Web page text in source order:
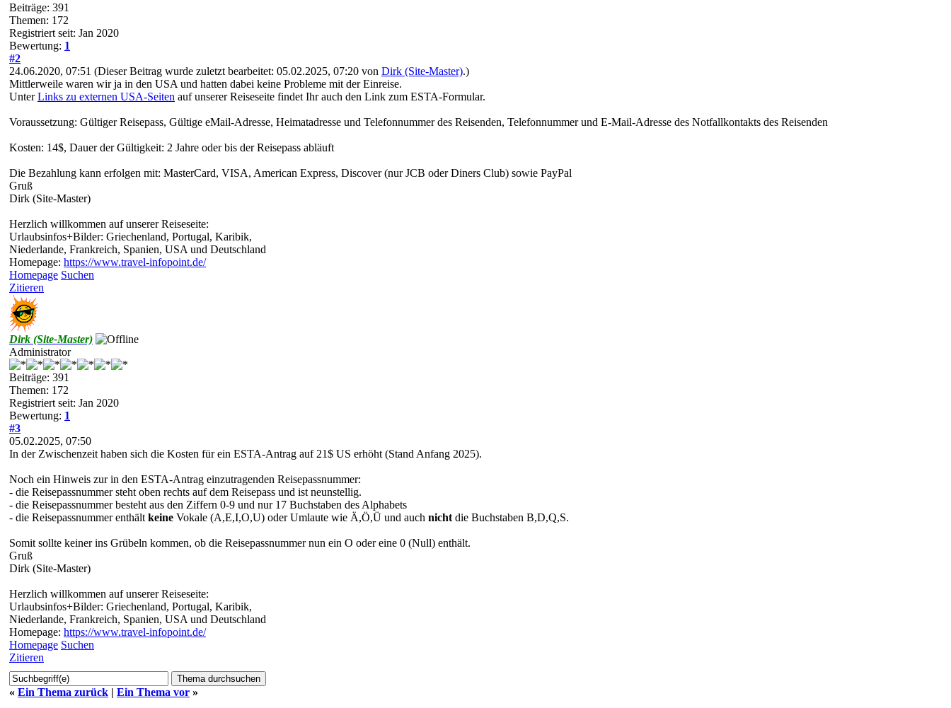
Beiträge: 391
Themen: 172
Registriert seit: Jan 2020
Bewertung: 1
#2
24.06.2020, 07:51 (Dieser Beitrag wurde zuletzt bearbeitet: 05.02.2025, 07:20 von Dirk (Site-Master).)
Mittlerweile waren wir ja in den USA und hatten dabei keine Probleme mit der Einreise.
UnterLinks zu externen USA-Seiten auf unserer Reiseseite findet Ihr auch den Link zum ESTA-Formular.
Voraussetzung: Gültiger Reisepass, Gültige eMail-Adresse, Heimatadresse und Telefonnummer des Reisenden, Telefonnummer und E-Mail-Adresse des Notfallkontakts des Reisenden
Kosten: 14$, Dauer der Gültigkeit: 2 Jahre oder bis der Reisepass abläuft
Die Bezahlung kann erfolgen mit: MasterCard, VISA, American Express, Discover (nur JCB oder Diners Club) sowie PayPal
Gruß
Dirk (Site-Master)
Herzlich willkommen auf unserer Reiseseite:
Urlaubsinfos+Bilder: Griechenland, Portugal, Karibik,
Niederlande, Frankreich, Spanien, USA und Deutschland
Homepage: https://www.travel-infopoint.de/
Homepage Suchen
Zitieren
Dirk (Site-Master)
Administrator
Beiträge: 391
Themen: 172
Registriert seit: Jan 2020
Bewertung: 1
#3
05.02.2025, 07:50
In der Zwischenzeit haben sich die Kosten für ein ESTA-Antrag auf 21$ US erhöht (Stand Anfang 2025).
Noch ein Hinweis zur in den ESTA-Antrag einzutragenden Reisepassnummer:
- die Reisepassnummer steht oben rechts auf dem Reisepass und ist neunstellig.
- die Reisepassnummer besteht aus den Ziffern 0-9 und nur 17 Buchstaben des Alphabets
- die Reisepassnummer enthält keine Vokale (A,E,I,O,U) oder Umlaute wie Ä,Ö,Ü und auch nicht die Buchstaben B,D,Q,S.
Somit sollte keiner ins Grübeln kommen, ob die Reisepassnummer nun ein O oder eine 0 (Null) enthält.
Gruß
Dirk (Site-Master)
Herzlich willkommen auf unserer Reiseseite:
Urlaubsinfos+Bilder: Griechenland, Portugal, Karibik,
Niederlande, Frankreich, Spanien, USA und Deutschland
Homepage: https://www.travel-infopoint.de/
Homepage Suchen
Zitieren
« Ein Thema zurück | Ein Thema vor »